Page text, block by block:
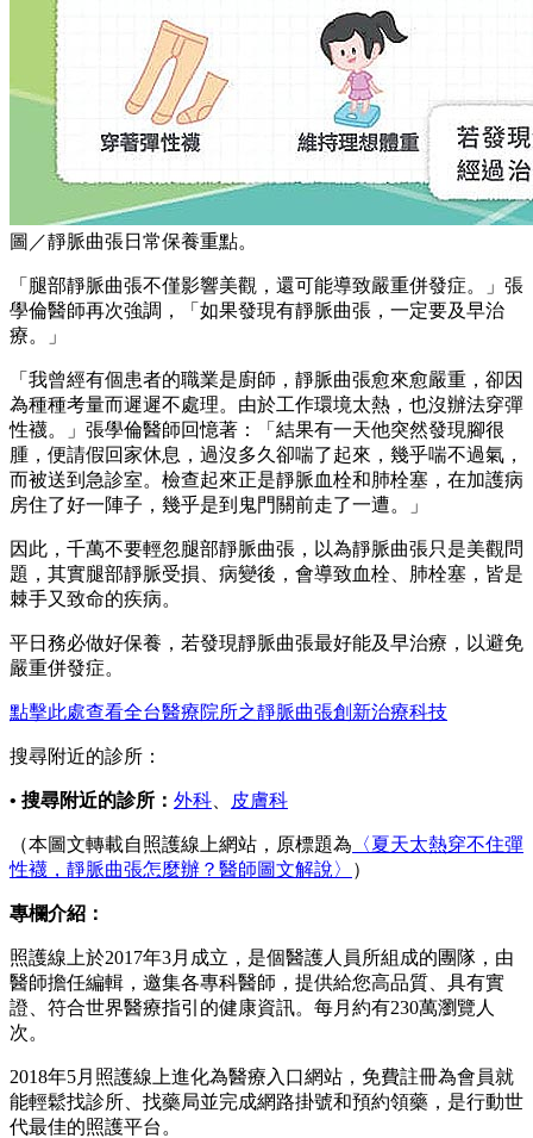
圖／靜脈曲張日常保養重點。
「腿部靜脈曲張不僅影響美觀，還可能導致嚴重併發症。」張
學倫醫師再次強調，「如果發現有靜脈曲張，一定要及早治
療。」
「我曾經有個患者的職業是廚師，靜脈曲張愈來愈嚴重，卻因
為種種考量而遲遲不處理。由於工作環境太熱，也沒辦法穿彈
性襪。」張學倫醫師回憶著：「結果有一天他突然發現腳很
腫，便請假回家休息，過沒多久卻喘了起來，幾乎喘不過氣，
而被送到急診室。檢查起來正是靜脈血栓和肺栓塞，在加護病
房住了好一陣子，幾乎是到鬼門關前走了一遭。」
因此，千萬不要輕忽腿部靜脈曲張，以為靜脈曲張只是美觀問
題，其實腿部靜脈受損、病變後，會導致血栓、肺栓塞，皆是
棘手又致命的疾病。
平日務必做好保養，若發現靜脈曲張最好能及早治療，以避免
嚴重併發症。
點擊此處查看全台醫療院所之靜脈曲張創新治療科技
搜尋附近的診所：
• 搜尋附近的診所： 外科 皮膚科
（本圖文轉載自照護線上網站，原標題為 〈夏天太熱穿不住彈
性襪，靜脈曲張怎麼辦？醫師圖文解說〉
）
專欄介紹：
照護線上於2017年3月成立，是個醫護人員所組成的團隊，由
醫師擔任編輯，邀集各專科醫師，提供給您高品質、具有實
證、符合世界醫療指引的健康資訊。每月約有230萬瀏覽人
次。
2018年5月照護線上進化為醫療入口網站，免費註冊為會員就
能輕鬆找診所、找藥局並完成網路掛號和預約領藥，是行動世
代最佳的照護平台。